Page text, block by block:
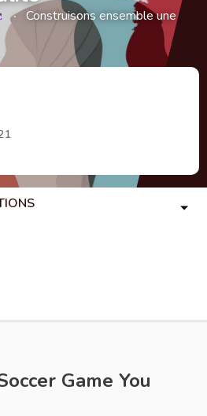
(Lien externe)
Construisons ensemble une
Game You